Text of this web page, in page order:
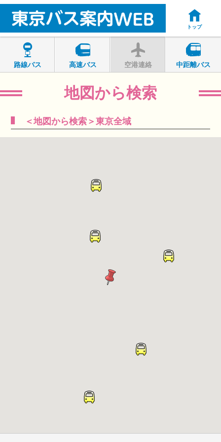
トップ
路線バス 高速バス 空港連絡 中距離バス
地図から検索
＜地図から検索＞東京全域